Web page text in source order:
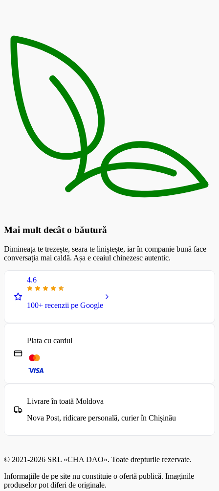
Mai mult decât o băutură
Dimineața te trezește, seara te liniștește, iar în companie bună face
conversația mai caldă. Așa e ceaiul chinezesc autentic.
4.6
100+ recenzii pe Google
Plata cu cardul
Livrare în toată Moldova
Nova Post, ridicare personală, curier în Chișinău
© 2021-2026 SRL «CHA DAO». Toate drepturile rezervate.
Informațiile de pe site nu constituie o ofertă publică. Imaginile
produselor pot diferi de originale.